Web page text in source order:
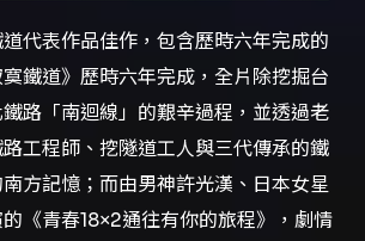
代表作品佳作，包含歷時六年完成的
鐵道》歷時六年完成，全片除挖掘台
路「南迴線」的艱辛過程，並透過老
工程師、挖隧道工人與三代傳承的鐵
方記憶；而由男神許光漢、日本女星
《青春18×2通往有你的旅程》，劇情